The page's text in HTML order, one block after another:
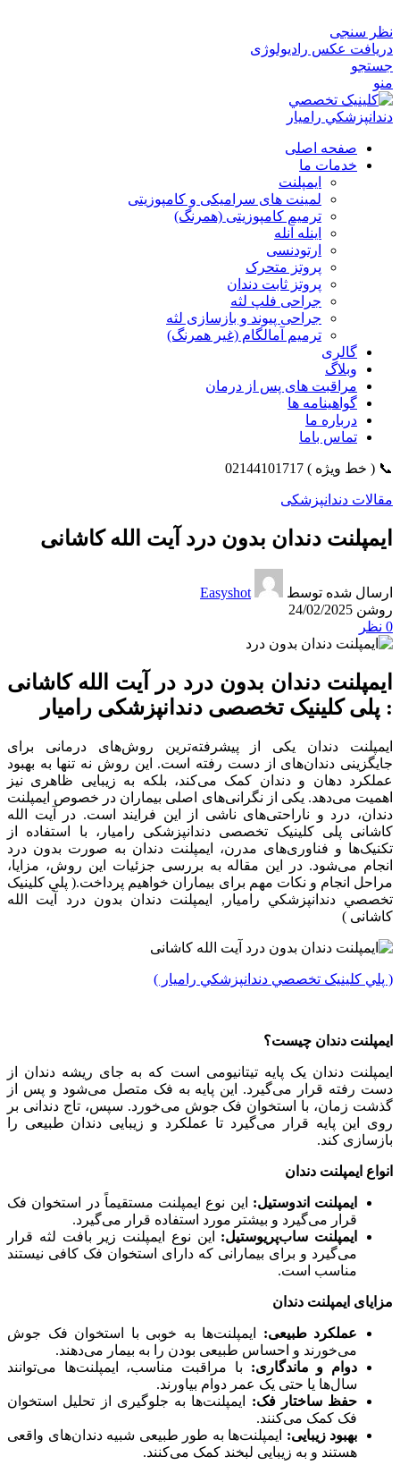
نظر سنجی
دریافت عکس رادیولوژی
جستجو
منو
صفحه اصلی
خدمات ما
ایمپلنت
لمینت های سرامیکی و کامپوزیتی
ترمیم کامپوزیتی (همرنگ)
اینله آنله
ارتودنسی
پروتز متحرک
پروتز ثابت دندان
جراحی فلپ لثه
جراحی پیوند و بازسازی لثه
ترمیم آمالگام (غیر همرنگ)
گالری
وبلاگ
مراقبت های پس از درمان
گواهینامه ها
درباره ما
تماس باما
📞 ( خط ویژه ) 02144101717
مقالات دندانپزشکی
ایمپلنت دندان بدون درد آیت الله کاشانی
ارسال شده توسط
Easyshot
روشن 24/02/2025
0 نظر
ایمپلنت دندان بدون درد در آیت الله کاشانی
: پلی کلینیک تخصصی دندانپزشکی رامیار
ایمپلنت دندان یکی از پیشرفته‌ترین روش‌های درمانی برای
جایگزینی دندان‌های از دست رفته است. این روش نه تنها به بهبود
عملکرد دهان و دندان کمک می‌کند، بلکه به زیبایی ظاهری نیز
اهمیت می‌دهد. یکی از نگرانی‌های اصلی بیماران در خصوص ایمپلنت
دندان، درد و ناراحتی‌های ناشی از این فرایند است. در آیت الله
کاشانی پلی کلینیک تخصصی دندانپزشکی رامیار، با استفاده از
تکنیک‌ها و فناوری‌های مدرن، ایمپلنت دندان به صورت بدون درد
انجام می‌شود. در این مقاله به بررسی جزئیات این روش، مزایا،
مراحل انجام و نکات مهم برای بیماران خواهیم پرداخت.( پلي کلينیک
تخصصي دندانپزشکي راميار, ایمپلنت دندان بدون درد آیت الله
کاشانی )
( پلي کلينیک تخصصي دندانپزشکي راميار )
ایمپلنت دندان چیست؟
ایمپلنت دندان یک پایه تیتانیومی است که به جای ریشه دندان از
دست رفته قرار می‌گیرد. این پایه به فک متصل می‌شود و پس از
گذشت زمان، با استخوان فک جوش می‌خورد. سپس، تاج دندانی بر
روی این پایه قرار می‌گیرد تا عملکرد و زیبایی دندان طبیعی را
بازسازی کند.
انواع ایمپلنت دندان
ایمپلنت اندوستیل: این نوع ایمپلنت مستقیماً در استخوان فک
قرار می‌گیرد و بیشتر مورد استفاده قرار می‌گیرد.
ایمپلنت ساب‌پریوستیل: این نوع ایمپلنت زیر بافت لثه قرار
می‌گیرد و برای بیمارانی که دارای استخوان فک کافی نیستند
مناسب است.
مزایای ایمپلنت دندان
عملکرد طبیعی: ایمپلنت‌ها به خوبی با استخوان فک جوش
می‌خورند و احساس طبیعی بودن را به بیمار می‌دهند.
دوام و ماندگاری: با مراقبت مناسب، ایمپلنت‌ها می‌توانند
سال‌ها یا حتی یک عمر دوام بیاورند.
حفظ ساختار فک: ایمپلنت‌ها به جلوگیری از تحلیل استخوان
فک کمک می‌کنند.
بهبود زیبایی: ایمپلنت‌ها به طور طبیعی شبیه دندان‌های واقعی
هستند و به زیبایی لبخند کمک می‌کنند.